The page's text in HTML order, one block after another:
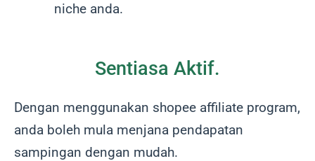
niche anda.
Sentiasa Aktif.
Dengan menggunakan shopee affiliate program,
anda boleh mula menjana pendapatan
sampingan dengan mudah.